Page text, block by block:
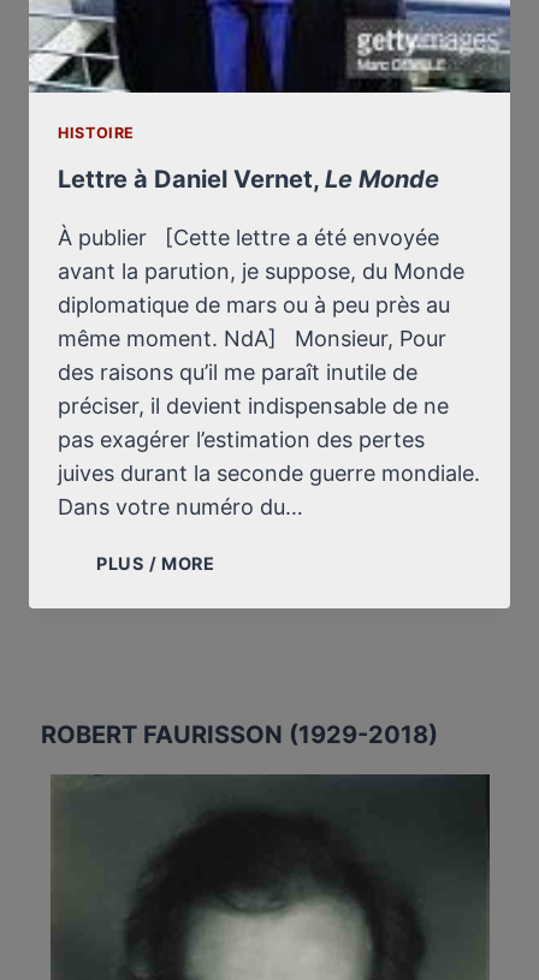
HISTOIRE
Lettre à Daniel Vernet, Le Monde
À publier [Cette lettre a été envoyée
avant la parution, je suppose, du Monde
diplomatique de mars ou à peu près au
même moment. NdA] Monsieur, Pour
des raisons qu’il me paraît inutile de
préciser, il devient indispensable de ne
pas exagérer l’estimation des pertes
juives durant la seconde guerre mondiale.
Dans votre numéro du…
PLUS / MORE
DANIEL
ROBERT FAURISSON (1929-2018)